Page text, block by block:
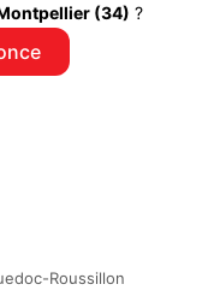
(34) ?
Roussillon